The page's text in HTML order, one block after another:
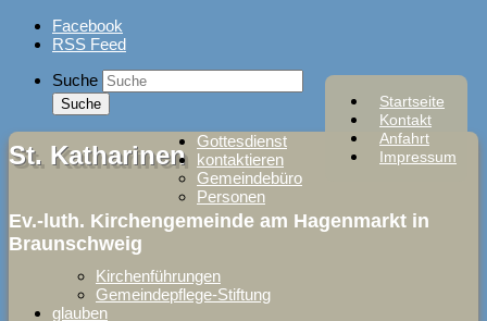
Skip
Facebook
RSS Feed
Startseite
Kontakt
Anfahrt
Impressum
Suche
St. Katharinen
Ev.-luth. Kirchengemeinde am Hagenmarkt in
Braunschweig
Gottesdienst
kontaktieren
Gemeindebüro
Personen
Kirchenführungen
Gemeindepflege-Stiftung
glauben